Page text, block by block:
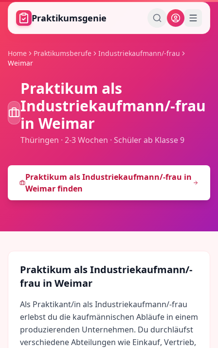
Zum Hauptinhalt springen
Praktikumsgenie
Home Praktikumsberufe
Industriekaufmann/-frau
Weimar
Praktikum als
Industriekaufmann/-frau
in Weimar
Thüringen · 2-3 Wochen · Schüler ab Klasse 9
Praktikum alsIndustriekaufmann/-frau in
Weimarfinden
Praktikum alsIndustriekaufmann/-
frau in Weimar
Als Praktikant/in als Industriekaufmann/-frau
erlebst du die kaufmännischen Abläufe in einem
produzierenden Unternehmen. Du durchläufst
verschiedene Abteilungen wie Einkauf, Vertrieb,